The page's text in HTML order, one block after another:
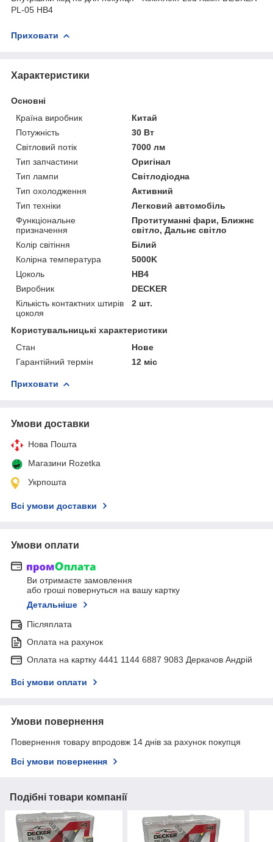
PL-05 HB4
Приховати
Характеристики
Основні
Країна виробник
Китай
Потужність
30 Вт
Світловий потік
7000 лм
Тип запчастини
Оригінал
Тип лампи
Світлодіодна
Тип охолодження
Активний
Тип техніки
Легковий автомобіль
Функціональне
призначення
Протитуманні фари, Ближнє
світло, Дальнє світло
Колір світіння
Білий
Колірна температура
5000K
Цоколь
HB4
Виробник
DECKER
Кількість контактних штирів
цоколя
2 шт.
Користувальницькі характеристики
Стан
Нове
Гарантійний термін
12 міс
Приховати
Умови доставки
Нова Пошта
Магазини Rozetka
Укрпошта
Всі умови доставки
Умови оплати
Ви отримаєте замовлення
або гроші повернуться на вашу картку
Детальніше
Післяплата
Оплата на рахунок
Оплата на картку 4441 1144 6887 9083 Деркачов Андрій
Всі умови оплати
Умови повернення
Повернення товару впродовж 14 днів за рахунок покупця
Всі умови повернення
Подібні товари компанії